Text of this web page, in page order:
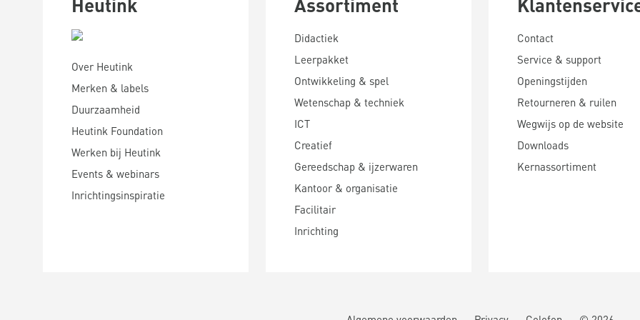
Heutink
Over Heutink
Merken & labels
Duurzaamheid
Heutink Foundation
Werken bij Heutink
Events & webinars
Inrichtingsinspiratie
Assortiment
Didactiek
Leerpakket
Ontwikkeling & spel
Wetenschap & techniek
ICT
Creatief
Gereedschap & ijzerwaren
Kantoor & organisatie
Facilitair
Inrichting
Contact
Service & support
Openingstijden
Retourneren & ruilen
Wegwijs op de website
Downloads
Kernassortiment